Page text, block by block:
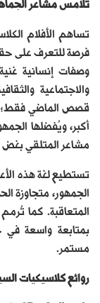
تلامس مشاعر
تساهم الأفلام
فرصة للتعرف على
وصفات إنسانية
والاجتماعية
قصص الماضي فقط؛
أكبر، ويُفضلها
مشاعر المتلقي بغض
تستطيع لغة هذه
الجمهور، متجاوزة
المتعاقبة. كما
بمتابعة واسعة في
مستمر.
روائع كلاسيكيات